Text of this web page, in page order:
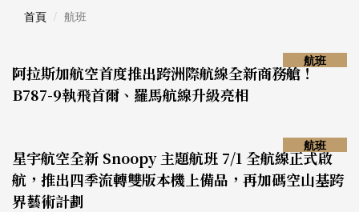
首頁 航班
阿拉斯加航空首度推出跨洲際航線全新商務艙！
B787-9執飛首爾、羅馬航線升級亮相
航班
星宇航空全新 Snoopy 主題航班 7/1 全航線正式啟
航，推出四季流轉雙版本機上備品，再加碼空山基跨
界藝術計劃
航班